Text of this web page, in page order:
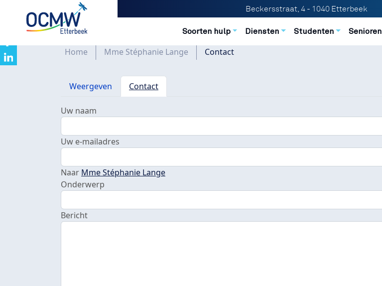
Overslaan en naar de inhoud gaan
Beckersstraat, 4 - 1040 Etterbeek
Navigation principale
Soorten hulp Diensten Studenten Senioren
Kruimelpad
Home Mme Stéphanie Lange Contact
Primaire tabs
Weergeven Contact
Uw naam
Uw e-mailadres
Naar Mme Stéphanie Lange
Onderwerp
Bericht